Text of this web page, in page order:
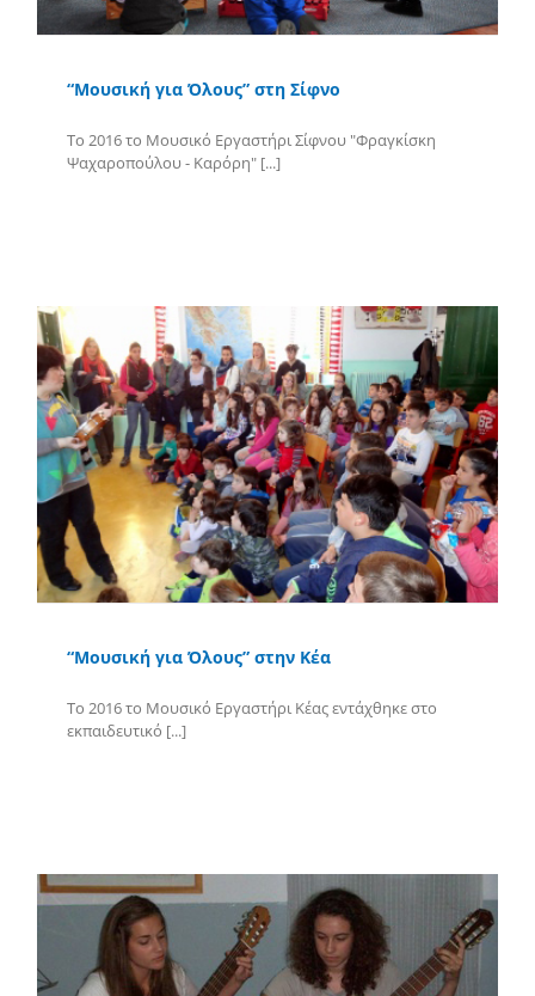
“Μουσική για Όλους” στη Σίφνο
Το 2016 το Μουσικό Εργαστήρι Σίφνου "Φραγκίσκη
Ψαχαροπούλου - Καρόρη" [...]
“Μουσική για Όλους” στην Κέα
Το 2016 το Μουσικό Εργαστήρι Κέας εντάχθηκε στο
εκπαιδευτικό [...]